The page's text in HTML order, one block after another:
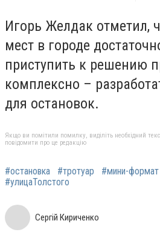
Игорь Желдак отметил,
мест в городе
приступить к решению
комплексно –
для остановок.
Якщо ви помітили помилку, виділіть необхідний
повідомити про це редакцію
#остановка #тротуар #мини-формат
#улицаТолстого
Сергій Кириченко